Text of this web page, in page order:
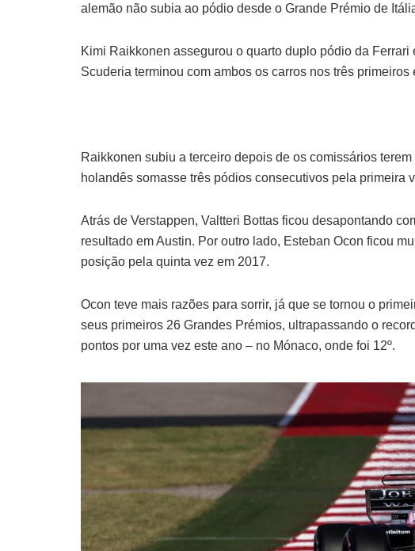
alemão não subia ao pódio desde o Grande Prémio de
Kimi Raikkonen assegurou o quarto duplo pódio da
Scuderia terminou com ambos os carros nos três primeiros
Raikkonen subiu a terceiro depois de os comissários
holandês somasse três pódios consecutivos pela primeira
Atrás de Verstappen, Valtteri Bottas ficou desapontando
resultado em Austin. Por outro lado, Esteban Ocon ficou
posição pela quinta vez em 2017.
Ocon teve mais razões para sorrir, já que se tornou o
seus primeiros 26 Grandes Prémios, ultrapassando o
pontos por uma vez este ano – no Mónaco, onde foi 12º.